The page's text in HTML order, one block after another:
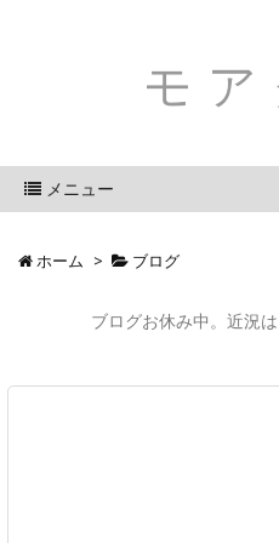
モア
メニュー
ホーム > ブログ
ブログお休み中。近況